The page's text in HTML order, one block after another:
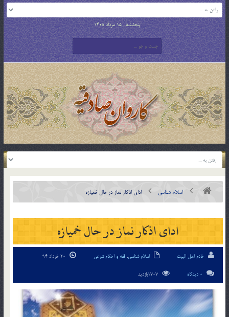
پنجشنبه , 15 مرداد 1405
اسلام شناسی ادای اذکار نماز در حال خمیازه
ادای اذکار نماز در حال خمیازه
خادم اهل البیت اسلام شناسی, فقه و احکام شرعی
0 دیدگاه